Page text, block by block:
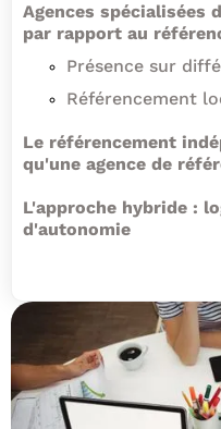
Agences spécialisées
par rapport au
Présence sur
Référencement
Le référencement
qu'une agence de
L'approche hybride :
d'autonomie